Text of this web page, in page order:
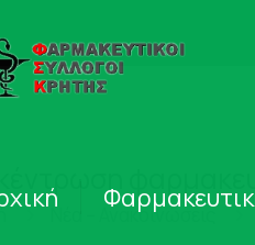
Νέα – Ανακοινώσεις